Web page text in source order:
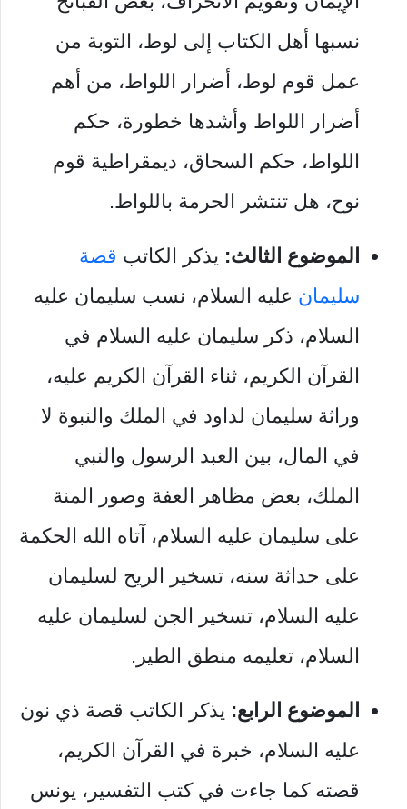
نسبها أهل الكتاب إلى لوط، التوبة من
عمل قوم لوط، أضرار اللواط، من أهم
أضرار اللواط وأشدها خطورة، حكم
اللواط، حكم السحاق، ديمقراطية قوم
نوح، هل تنتشر الحرمة باللواط.
الموضوع الثالث: يذكر الكاتب قصة
سليمان عليه السلام، نسب سليمان عليه
السلام، ذكر سليمان عليه السلام في
القرآن الكريم، ثناء القرآن الكريم عليه،
وراثة سليمان لداود في الملك والنبوة لا
في المال، بين العبد الرسول والنبي
الملك، بعض مظاهر العفة وصور المنة
على سليمان عليه السلام، آتاه الله الحكمة
على حداثة سنه، تسخير الريح لسليمان
عليه السلام، تسخير الجن لسليمان عليه
السلام، تعليمه منطق الطير.
الموضوع الرابع: يذكر الكاتب قصة ذي نون
عليه السلام، خبرة في القرآن الكريم،
قصته كما جاءت في كتب التفسير، يونس